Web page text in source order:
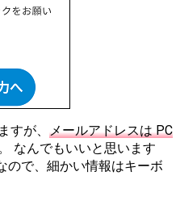
すが、 メールアドレスは PC
なんでもいいと思います
ので、細かい情報はキーボ